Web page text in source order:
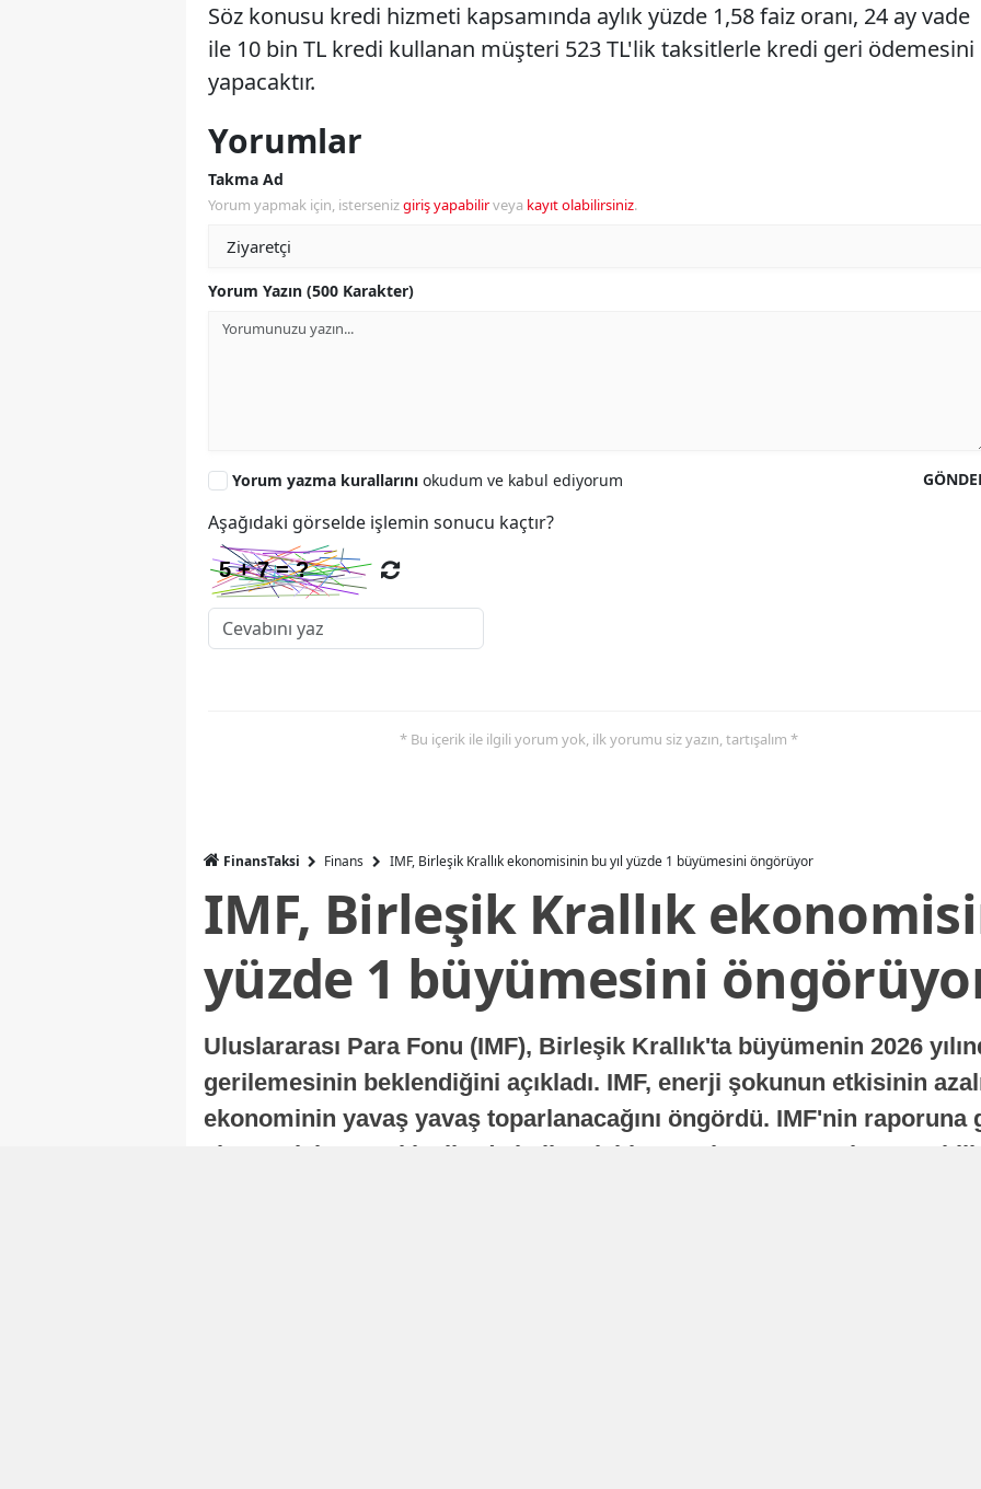
Söz konusu kredi hizmeti kapsamında aylık yüzde 1,58 faiz oranı, 24 ay vade
ile 10 bin TL kredi kullanan müşteri 523 TL'lik taksitlerle kredi geri ödemesini
yapacaktır.
Yorumlar
Takma Ad
Yorum yapmak için, istersenizgiriş yapabilirveya kayıt olabilirsiniz.
Yorum Yazın (500 Karakter)
Yorum yazma kurallarını okudum ve kabul ediyorum
Aşağıdaki görselde işlemin sonucu kaçtır?
* Bu içerik ile ilgili yorum yok, ilk yorumu siz yazın, tartışalım *
FinansTaksi Finans IMF, Birleşik Krallık ekonomisinin bu yıl yüzde 1 büyümesini öngörüyor
IMF, Birleşik Krallık
yüzde 1 büyümesini
Uluslararası Para Fonu (IMF), Birleşik Krallık'ta büyümenin 2026
gerilemesinin beklendiğini açıkladı. IMF, enerji şokunun etkisinin
ekonominin yavaş yavaş toparlanacağını öngördü. IMF'nin raporuna
ekonomisi, sonraki yıllarda istikrarlı bir toparlanma süreci